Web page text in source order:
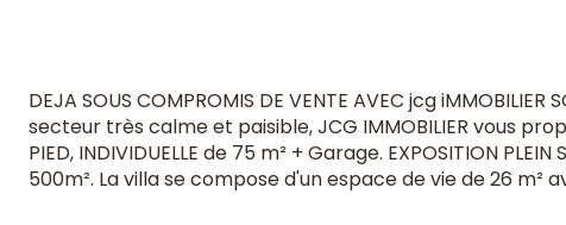
DEJA SOUS COMPROMIS DE VENTE AVEC jcg
secteur très calme et paisible, JCG IMMOBILIER vous
PIED, INDIVIDUELLE de 75 m² + Garage. EXPOSITION
500m². La villa se compose d'un espace de vie de 26